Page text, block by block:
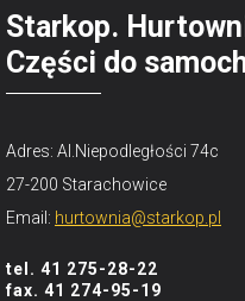
Starkop.
Części do
Adres: Al.Niepodległości 74c
27-200 Starachowice
Email: hurtownia@starkop.pl
tel. 41 275-28-22
fax. 41 274-95-19